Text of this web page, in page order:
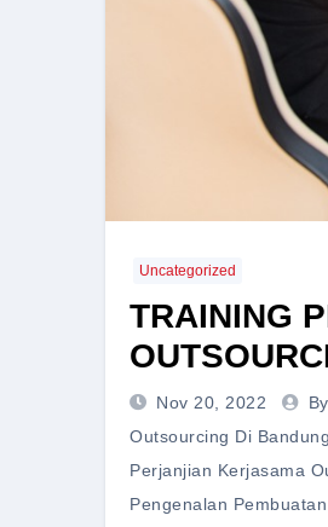
Uncategorized
TRAINING
Nov 20, 2022
Outsourcing Di Bandung
Perjanjian Kerjasama
Pengenalan